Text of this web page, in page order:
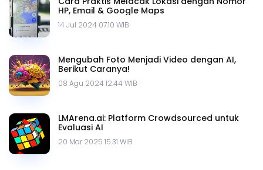
HP, Email & Google Maps
14 Jul 2024 07.10 WIB
Mengubah Foto Menjadi Video dengan AI,
Berikut Caranya!
08 Agu 2024 12.44 WIB
LMArena.ai: Platform Crowdsourced untuk
Evaluasi AI
20 Mar 2025 15.31 WIB